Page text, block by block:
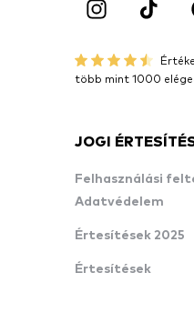
több mint 1000
JOGI
Felhasználási
Adatvédelem
Értesítések 2025
Értesítések